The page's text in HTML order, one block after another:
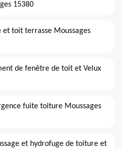
15380
toit terrasse Moussages
de fenêtre de toit et Velux
fuite toiture Moussages
et hydrofuge de toiture et